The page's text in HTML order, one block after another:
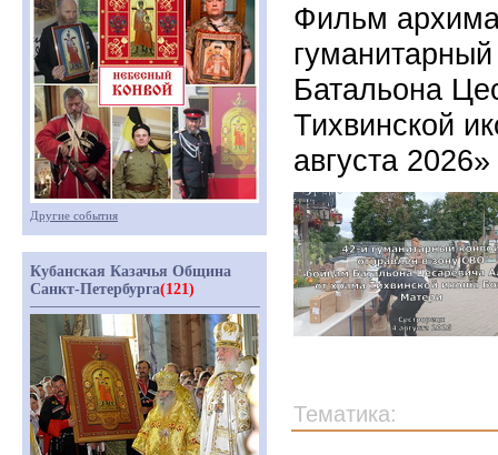
Фильм
Батальона
Тихвинской
августа 2026»
Тематика:
Другие события
Кубанская Казачья Община
Санкт-Петербурга(121)